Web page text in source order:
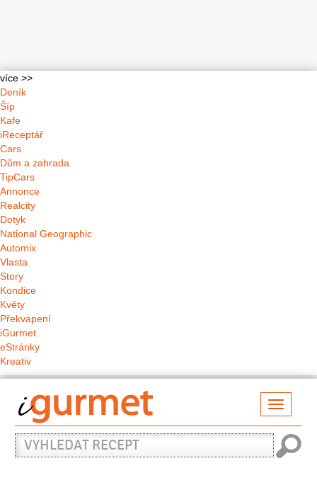
více >>
Deník
Šíp
Kafe
iReceptář
Cars
Dům a zahrada
TipCars
Annonce
Realcity
Dotyk
National Geographic
Automix
Vlasta
Story
Kondice
Květy
Překvapení
iGurmet
eStránky
Kreativ
Vyhledat
recept